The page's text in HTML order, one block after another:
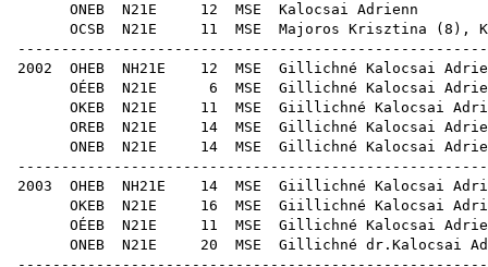
ONEB N21E 12 MSE
OCSB N21E 11 MSE Majoros Krisztina ( 8 ),
2002 OHEB NH21E 12 MSE
OÉEB N21E 6 MSE
OKEB N21E 11 MSE
OREB N21E 14 MSE
ONEB N21E 14 MSE
2003 OHEB NH21E 14 MSE
OKEB N21E 16 MSE
OÉEB N21E 11 MSE
ONEB N21E 20 MSE